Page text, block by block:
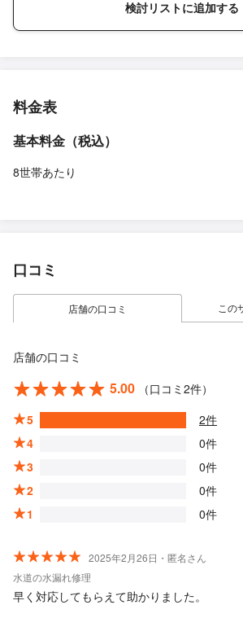
検討リストに追加する
料金表
基本料金（税込）
8世帯あたり
口コミ
店舗の口コミ この
店舗の口コミ
5.00
（口コミ2件）
5
2件
4
0件
3
0件
2
0件
1
0件
2025年2月26日・匿名さん
水道の水漏れ修理
早く対応してもらえて助かりました。